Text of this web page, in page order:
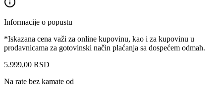
Informacije o popustu
*Iskazana cena važi za online kupovinu, kao i za kupovinu u
prodavnicama za gotovinski način plaćanja sa dospećem odmah.
5.999,00 RSD
Na rate bez kamate od